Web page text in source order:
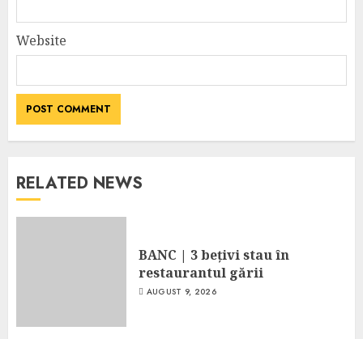
Website
RELATED NEWS
BANC | 3 bețivi stau în
restaurantul gării
AUGUST 9, 2026